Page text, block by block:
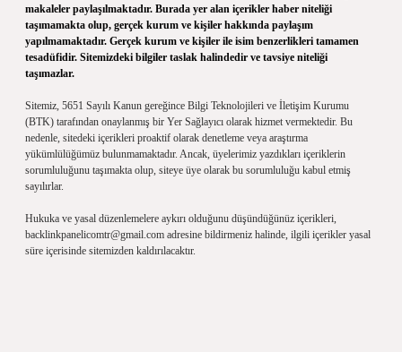
makaleler paylaşılmaktadır. Burada yer alan içerikler haber niteliği
taşımamakta olup, gerçek kurum ve kişiler hakkında paylaşım
yapılmamaktadır. Gerçek kurum ve kişiler ile isim benzerlikleri tamamen
tesadüfidir. Sitemizdeki bilgiler taslak halindedir ve tavsiye niteliği
taşımazlar.
Sitemiz, 5651 Sayılı Kanun gereğince Bilgi Teknolojileri ve İletişim Kurumu
(BTK) tarafından onaylanmış bir Yer Sağlayıcı olarak hizmet vermektedir. Bu
nedenle, sitedeki içerikleri proaktif olarak denetleme veya araştırma
yükümlülüğümüz bulunmamaktadır. Ancak, üyelerimiz yazdıkları içeriklerin
sorumluluğunu taşımakta olup, siteye üye olarak bu sorumluluğu kabul etmiş
sayılırlar.
Hukuka ve yasal düzenlemelere aykırı olduğunu düşündüğünüz içerikleri,
backlinkpanelicomtr@gmail.com adresine bildirmeniz halinde, ilgili içerikler yasal
süre içerisinde sitemizden kaldırılacaktır.